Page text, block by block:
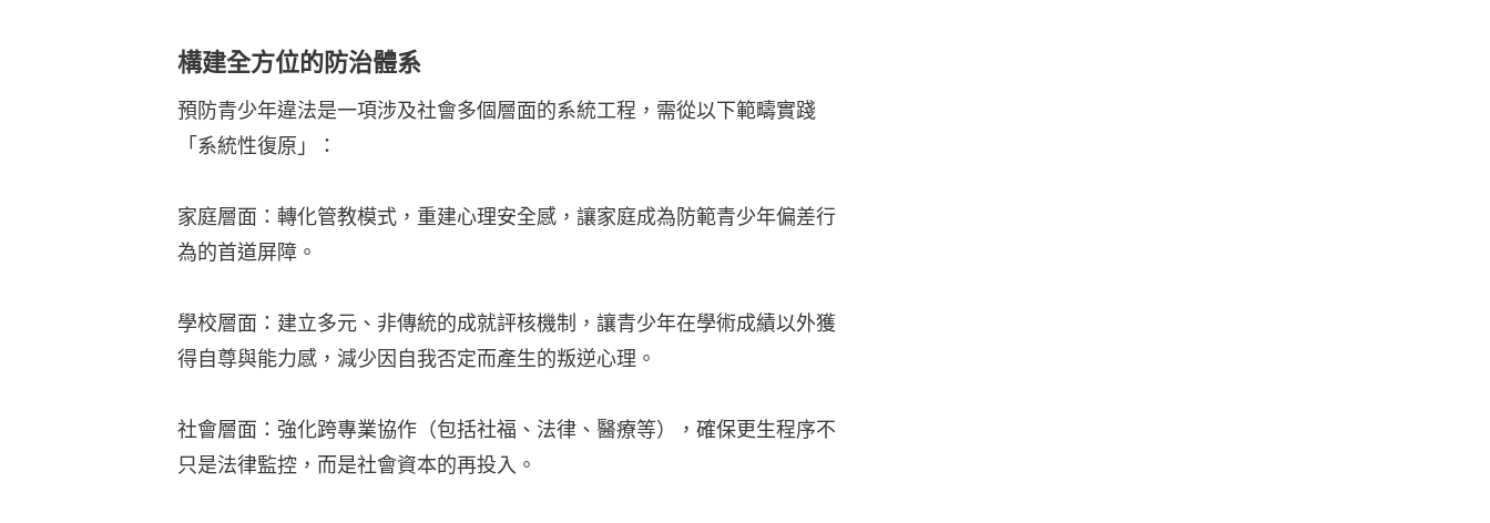
構建全方位的防治體系
預防青少年違法是一項涉及社會多個層面的系統工程，需從以下範疇實踐
「系統性復原」：
家庭層面：轉化管教模式，重建心理安全感，讓家庭成為防範青少年偏差行
為的首道屏障。
學校層面：建立多元、非傳統的成就評核機制，讓青少年在學術成績以外獲
得自尊與能力感，減少因自我否定而產生的叛逆心理。
社會層面：強化跨專業協作（包括社福、法律、醫療等），確保更生程序不
只是法律監控，而是社會資本的再投入。